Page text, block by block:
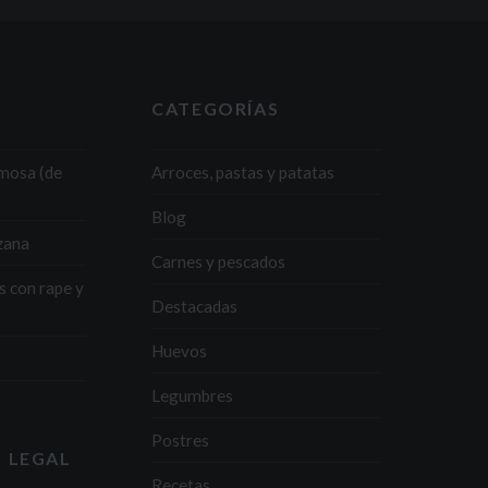
(de
con rape y
CATEGORÍAS
Arroces, pastas y patatas
Blog
Carnes y pescados
Destacadas
Huevos
Legumbres
Postres
LEGAL